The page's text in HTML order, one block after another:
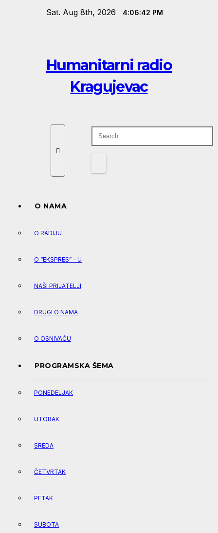
Sat. Aug 8th, 2026 4:06:42 PM
Humanitarni radio
Kragujevac
O NAMA
O RADIJU
O “EKSPRES” – U
NAŠI PRIJATELJI
DRUGI O NAMA
O OSNIVAČU
PROGRAMSKA ŠEMA
PONEDELJAK
UTORAK
SREDA
ČETVRTAK
PETAK
SUBOTA